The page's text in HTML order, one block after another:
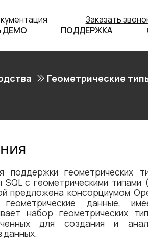
Заказать
ДЕМО ПОДДЕРЖКА
Геометрические
геометрических
с геометрическими типами
предложена консорциумом
данные,
набор геометрических
для создания и
данных.